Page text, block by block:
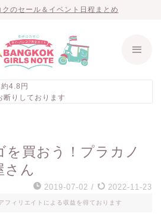
クのセール＆イベント日程まとめ
4.8円
断りしております
を買おう！プラカノ
さん
2019-07-02 / 2022-11-23
フィリエイトによる収益を得ております